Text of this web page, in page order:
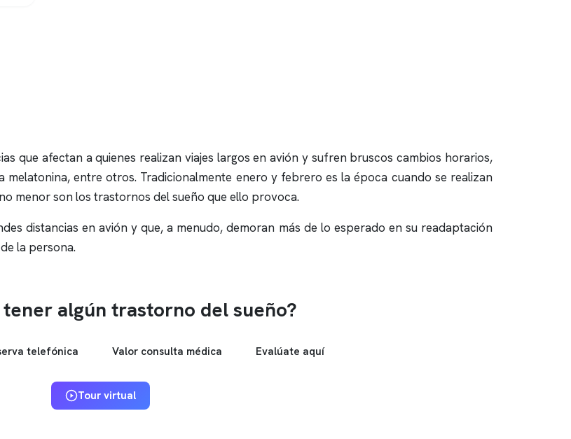
que afectan a quienes realizan viajes largos en avión y sufren bruscos cambios horarios,
entre otros. Tradicionalmente enero y febrero es la época cuando se realizan
menor son los trastornos del sueño que ello provoca.
distancias en avión y que, a menudo, demoran más de lo esperado en su readaptación
la persona.
tener algún trastorno del sueño?
telefónica Valor consulta médica Evalúate aquí
Tour virtual